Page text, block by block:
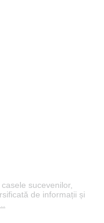
sucevenilor,
de informații și